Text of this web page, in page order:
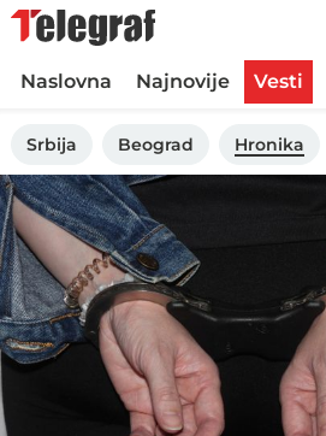
Naslovna Najnovije Vesti
Srbija Beograd Hronika